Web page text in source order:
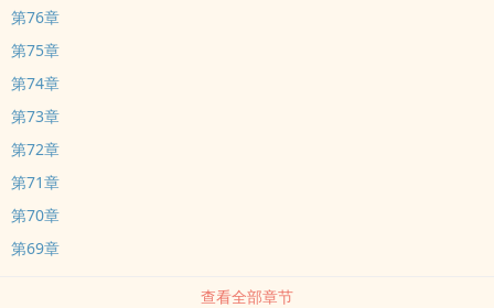
第76章
第75章
第74章
第73章
第72章
第71章
第70章
第69章
查看全部章节